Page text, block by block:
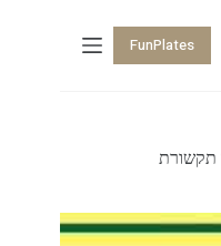
FunPlates
תקשורת